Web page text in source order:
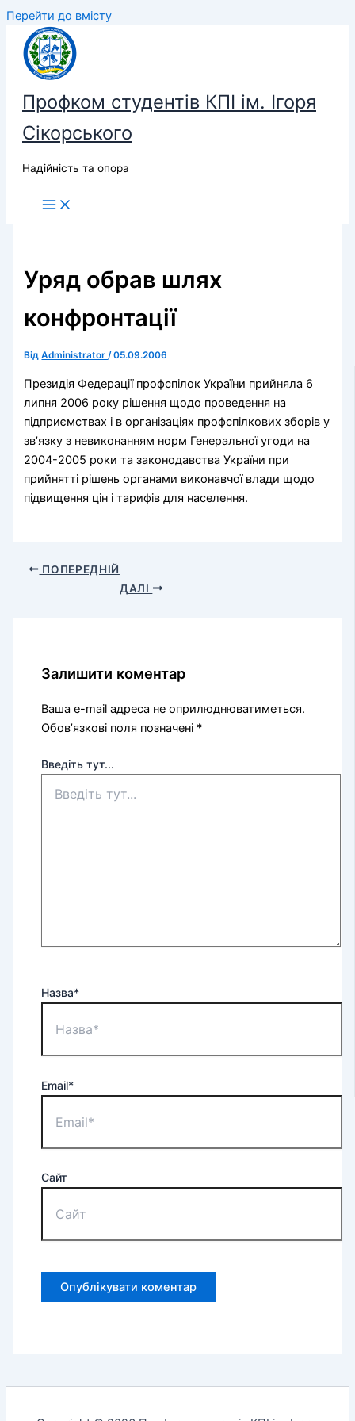
Перейти до вмісту
Профком студентів КПІ ім. Ігоря
Сікорського
Надійність та опора
Уряд обрав шлях
конфронтації
ВідAdministrator/05.09.2006
Президія Федерації профспілок України прийняла 6
липня 2006 року рішення щодо проведення на
підприємствах і в організаціях профспілкових зборів у
зв’язку з невиконанням норм Генеральної угоди на
2004-2005 роки та законодавства України при
прийнятті рішень органами виконавчої влади щодо
підвищення цін і тарифів для населення.
ПОПЕРЕДНІЙ
ДАЛІ
Залишити коментар
Ваша e-mail адреса не оприлюднюватиметься.
Обов’язкові поля позначені *
Введіть тут...
Назва*
Email*
Сайт